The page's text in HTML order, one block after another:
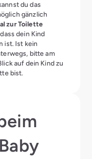
du das
gänzlich
zur Toilette
dein Kind
ist. Ist kein
bitte am
auf dein Kind zu
bist.